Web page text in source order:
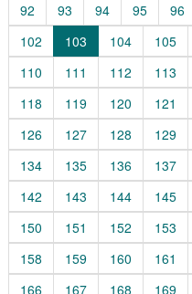
92
93 94 95 96
102
103 104 105
110
111 112 113
118
119 120 121
126
127 128 129
134
135 136 137
142
143 144 145
150
151 152 153
158
159 160 161
166
167 168 169